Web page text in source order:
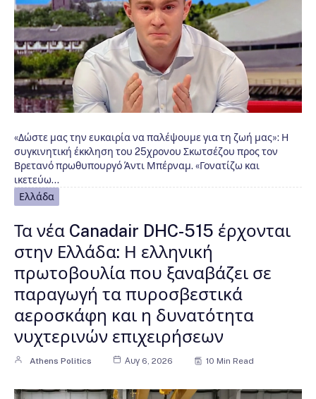
«Δώστε μας την ευκαιρία να παλέψουμε για τη ζωή μας»: Η
συγκινητική έκκληση του 25χρονου Σκωτσέζου προς τον
Βρετανό πρωθυπουργό Άντι Μπέρναμ. «Γονατίζω και
ικετεύω…
Ελλάδα
Τα νέα Canadair DHC-515 έρχονται
στην Ελλάδα: Η ελληνική
πρωτοβουλία που ξαναβάζει σε
παραγωγή τα πυροσβεστικά
αεροσκάφη και η δυνατότητα
νυχτερινών επιχειρήσεων
Athens Politics Αυγ 6, 2026 10 Min Read